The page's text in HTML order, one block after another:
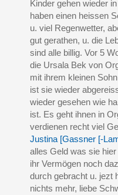
Kinder gehen wieder
haben einen heissen
u. viel Regenwetter,
gut gerathen, u. die
sind alle billig. Vor 5
die Ursala Bek von
mit ihrem kleinen
ist sie wieder
wieder gesehen wie
ist. Es geht ihnen in
verdienen recht viel
Justina [Gassner [-
alles Geld was sie
ihr Vermögen noch
durch gebracht u. jezt
nichts mehr, liebe